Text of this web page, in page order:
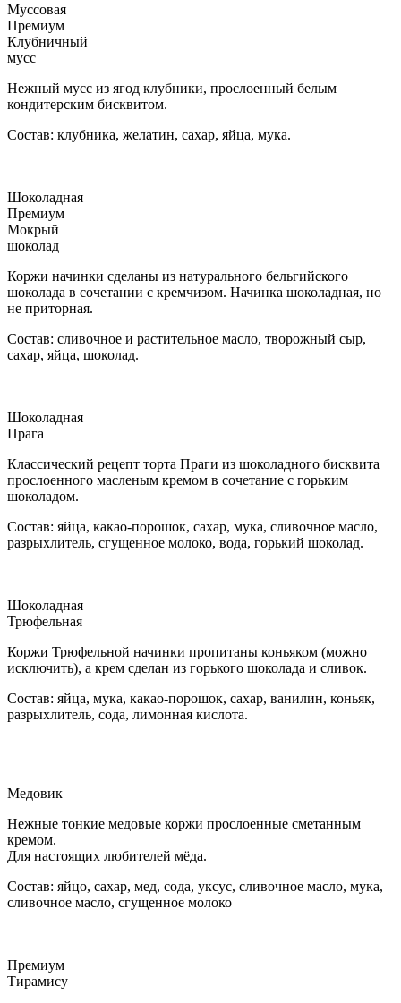
Муссовая
Премиум
Клубничный
мусс
Нежный мусс из ягод клубники, прослоенный белым
кондитерским бисквитом.
Состав: клубника, желатин, сахар, яйца, мука.
Шоколадная
Премиум
Мокрый
шоколад
Коржи начинки сделаны из натурального бельгийского
шоколада в сочетании с кремчизом. Начинка шоколадная, но
не приторная.
Состав: сливочное и растительное масло, творожный сыр,
сахар, яйца, шоколад.
Шоколадная
Прага
Классический рецепт торта Праги из шоколадного бисквита
прослоенного масленым кремом в сочетание с горьким
шоколадом.
Состав: яйца, какао-порошок, сахар, мука, сливочное масло,
разрыхлитель, сгущенное молоко, вода, горький шоколад.
Шоколадная
Трюфельная
Коржи Трюфельной начинки пропитаны коньяком (можно
исключить), а крем сделан из горького шоколада и сливок.
Состав: яйца, мука, какао-порошок, сахар, ванилин, коньяк,
разрыхлитель, сода, лимонная кислота.
Медовик
Нежные тонкие медовые коржи прослоенные сметанным
кремом.
Для настоящих любителей мёда.
Состав: яйцо, сахар, мед, сода, уксус, сливочное масло, мука,
сливочное масло, сгущенное молоко
Премиум
Тирамису